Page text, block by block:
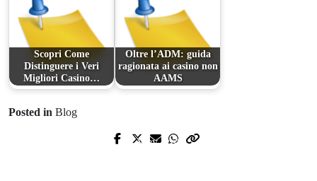
Scopri Come
Distinguere i Veri
Migliori Casino…
Oltre l’ADM: guida
ragionata ai casino non
AAMS
Posted in Blog
Prev Post